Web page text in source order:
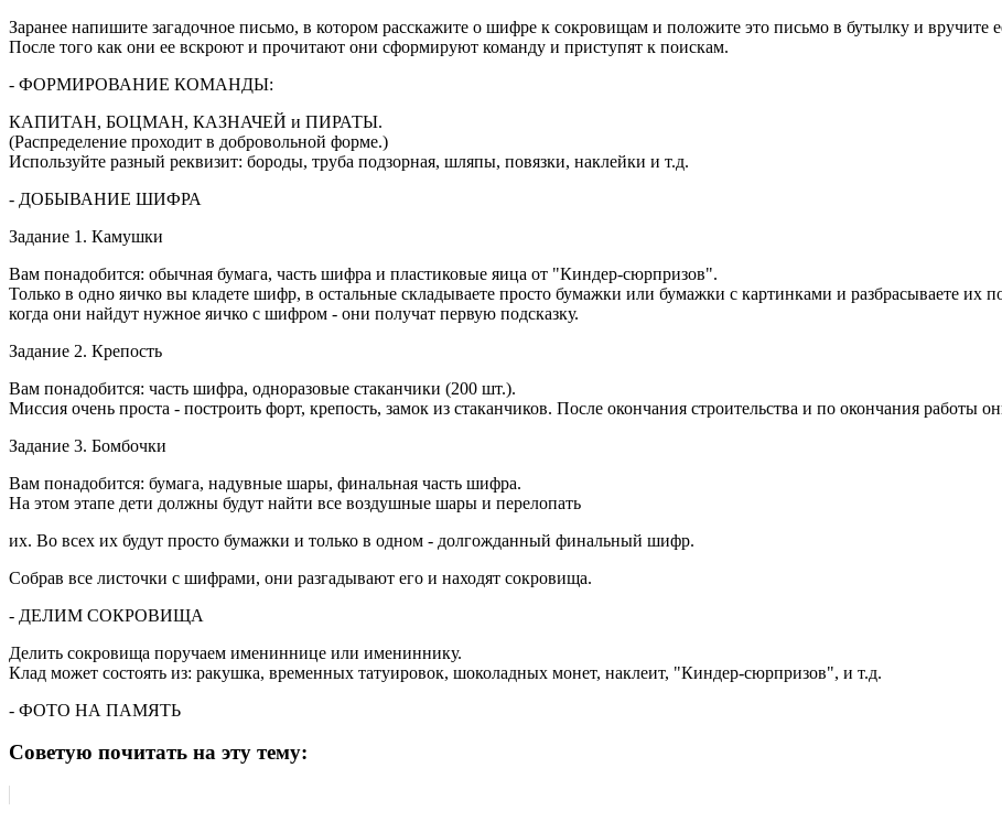
Заранее напишите загадочное письмо, в котором расскажите о шифре к сокровищам и положите это письмо в бутылку и вручите
После того как они ее вскроют и прочитают они сформируют команду и приступят к поискам.
- ФОРМИРОВАНИЕ КОМАНДЫ:
КАПИТАН, БОЦМАН, КАЗНАЧЕЙ и ПИРАТЫ.
(Распределение проходит в добровольной форме.)
Используйте разный реквизит: бороды, труба подзорная, шляпы, повязки, наклейки и т.д.
- ДОБЫВАНИЕ ШИФРА
Задание 1. Камушки
Вам понадобится: обычная бумага, часть шифра и пластиковые яица от "Киндер-сюрпризов".
Только в одно яичко вы кладете шифр, в остальные складываете просто бумажки или бумажки с картинками и разбрасываете их
когда они найдут нужное яичко с шифром - они получат первую подсказку.
Задание 2. Крепость
Вам понадобится: часть шифра, одноразовые стаканчики (200 шт.).
Миссия очень проста - построить форт, крепость, замок из стаканчиков. После окончания строительства и по окончания работы
Задание 3. Бомбочки
Вам понадобится: бумага, надувные шары, финальная часть шифра.
На этом этапе дети должны будут найти все воздушные шары и перелопать
их. Во всех их будут просто бумажки и только в одном - долгожданный финальный шифр.
Собрав все листочки с шифрами, они разгадывают его и находят сокровища.
- ДЕЛИМ СОКРОВИЩА
Делить сокровища поручаем имениннице или имениннику.
Клад может состоять из: ракушка, временных татуировок, шоколадных монет, наклеит, "Киндер-сюрпризов", и т.д.
- ФОТО НА ПАМЯТЬ
Советую почитать на эту тему: